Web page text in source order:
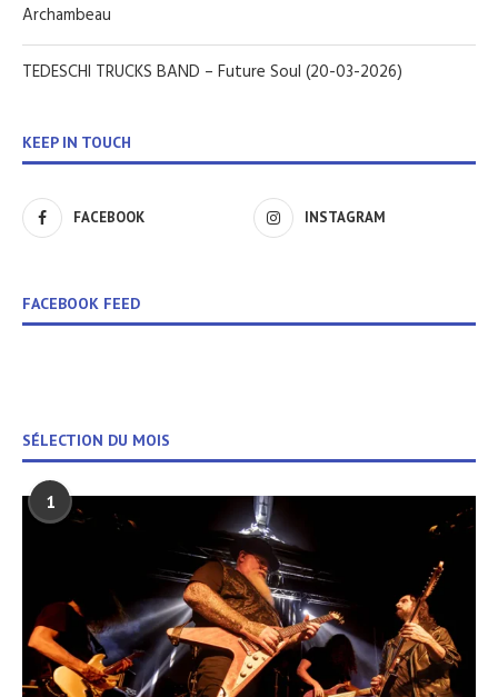
Archambeau
TEDESCHI TRUCKS BAND – Future Soul (20-03-2026)
KEEP IN TOUCH
FACEBOOK INSTAGRAM
FACEBOOK FEED
SÉLECTION DU MOIS
1